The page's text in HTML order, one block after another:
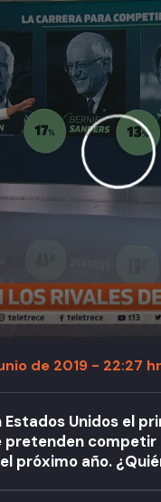
de 2019 - 22:27
Estados Unidos el
competir
próximo año.